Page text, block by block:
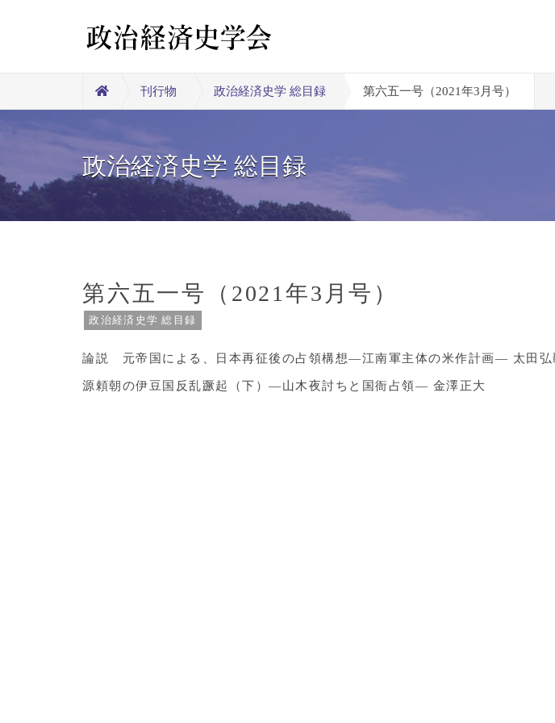
刊行物 政治経済史学 総目録 第六五一号（2021年3月号）
政治経済史学 総目録
第六五一号（2021年3月号）
政治経済史学 総目録
論説 元帝国による、日本再征後の占領構想―江南軍主体の米作計画― 太田弘
源頼朝の伊豆国反乱蹶起（下）―山木夜討ちと国衙占領― 金澤正大